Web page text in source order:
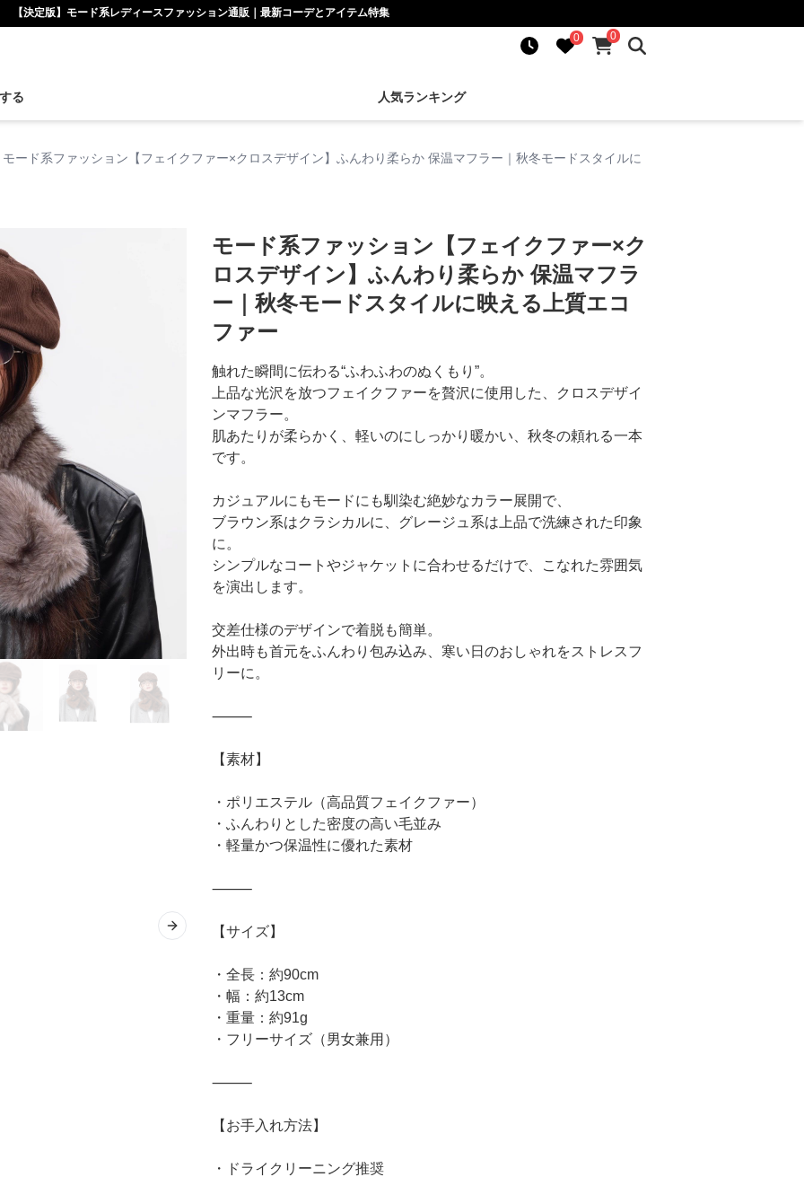
【決定版】モード系レディースファッション通販｜最新コーデとアイテム特集
0
0
る 人気ランキング
モード系ファッション【フェイクファー×クロスデザイン】ふんわり柔らか 保温マフラー｜秋冬モードスタイルに
Next slide
モード系ファッション【フェイクファー×ク
ロスデザイン】ふんわり柔らか 保温マフラ
ー｜秋冬モードスタイルに映える上質エコ
ファー
触れた瞬間に伝わる“ふわふわのぬくもり”。
上品な光沢を放つフェイクファーを贅沢に使用した、クロスデザイ
ンマフラー。
肌あたりが柔らかく、軽いのにしっかり暖かい、秋冬の頼れる一本
です。
カジュアルにもモードにも馴染む絶妙なカラー展開で、
ブラウン系はクラシカルに、グレージュ系は上品で洗練された印象
に。
シンプルなコートやジャケットに合わせるだけで、こなれた雰囲気
を演出します。
交差仕様のデザインで着脱も簡単。
外出時も首元をふんわり包み込み、寒い日のおしゃれをストレスフ
リーに。
⸻
【素材】
・ポリエステル（高品質フェイクファー）
・ふんわりとした密度の高い毛並み
・軽量かつ保温性に優れた素材
⸻
【サイズ】
・全長：約90cm
・幅：約13cm
・重量：約91g
・フリーサイズ（男女兼用）
⸻
【お手入れ方法】
・ドライクリーニング推奨